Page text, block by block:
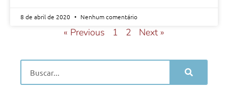
8 de abril de 2020 Nenhum comentário
« Previous 1 2 Next »